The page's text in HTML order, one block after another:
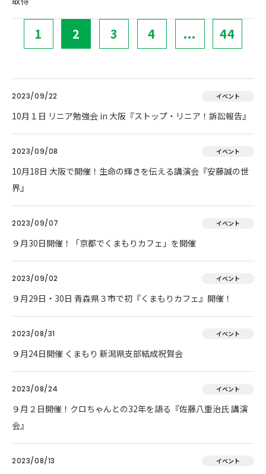
1 2 3 4 ... 44
2023/09/22 イベント
10月１日 リニア勉強会 in 大阪『ストップ・リニア！訴訟報告』
2023/09/08 イベント
10月18日 大阪で開催！生命の輝きを伝える講演会『安藤誠の世
界』
2023/09/07 イベント
９月30日開催！「京都でくまもりカフェ」を開催
2023/09/02 イベント
９月29日・30日 青森県３市で初『くまもりカフェ』開催！
2023/08/31 イベント
９月24日開催 くまもり 新潟県支部結成祝賀会
2023/08/24 イベント
９月２日開催！クロちゃんとの32年を語る『佐藤八重治氏 講演
会』
2023/08/13 イベント